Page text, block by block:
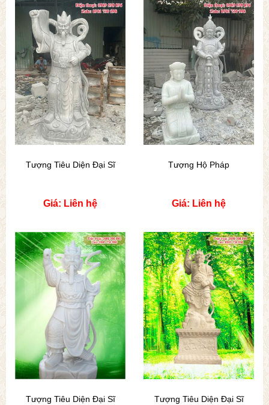
Tượng Tiêu Diện Đại Sĩ
Giá: Liên hệ
Tượng Hộ Pháp
Giá: Liên hệ
Tượng Tiêu Diện Đại Sĩ Tượng Tiêu Diện Đại Sĩ